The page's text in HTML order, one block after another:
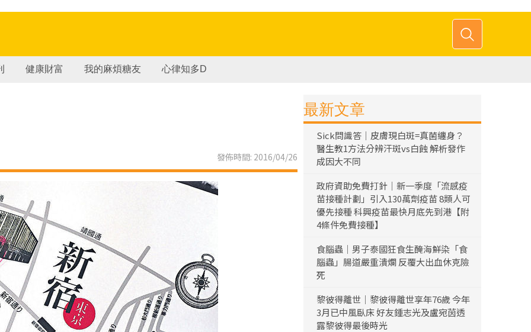
健康財富 我的麻煩糖友 心律知多D
發佈時間: 2016/04/26
最新文章
Sick問識答｜皮膚現白斑=真菌纏身？
醫生教1方法分辨汗斑vs白蝕 解析發作
成因大不同
政府資助免費打針｜新一季度「流感疫
苗接種計劃」引入130萬劑疫苗 8類人可
優先接種 科興疫苗最快月底先到港【附
4條件免費接種】
食腦蟲｜男子泰國狂食生醃海鮮染「食
腦蟲」腸道嚴重潰爛 反覆大出血休克險
死
黎彼得離世｜黎彼得離世享年76歲 今年
3月已中風臥床 好友鍾志光及盧宛茵透
露黎彼得最後時光